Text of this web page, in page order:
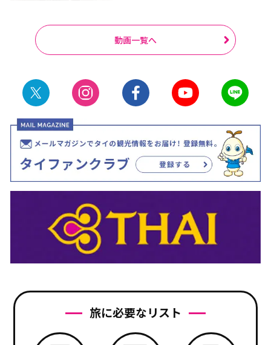
動画一覧へ
旅に必要なリスト